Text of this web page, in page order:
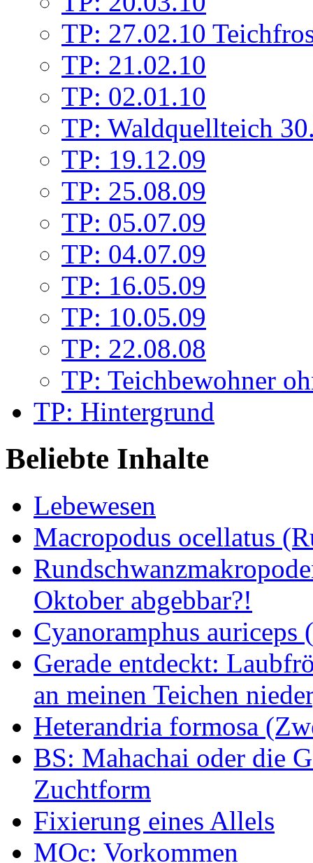
TP: 27.02.10
TP: 21.02.10
TP: 02.01.10
TP: Waldquellteich
TP: 19.12.09
TP: 25.08.09
TP: 05.07.09
TP: 04.07.09
TP: 16.05.09
TP: 10.05.09
TP: 22.08.08
TP: Teichbewohner
TP: Hintergrund
Beliebte Inhalte
Lebewesen
Macropodus ocellatus
Oktober abgebbar?!
Cyanoramphus
Gerade entdeckt:
an meinen Teichen
Heterandria formosa
BS: Mahachai oder die
Zuchtform
Fixierung eines Allels
MOc: Vorkommen